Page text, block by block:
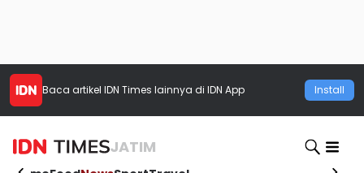
Baca artikel IDN Times lainnya di IDN App Install
JATIM